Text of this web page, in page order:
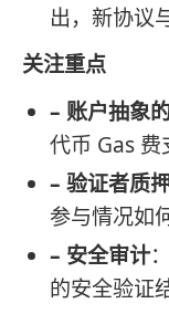
出，新协议
关注重点
– 账户抽象
代币 Gas 费
– 验证者质
参与情况如
– 安全审计
的安全验证